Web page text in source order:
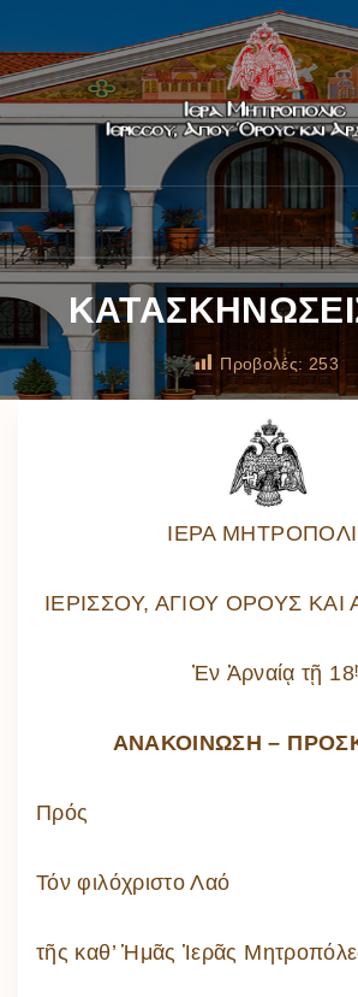
Προβολές: 253
ΙΕΡΑ
ΙΕΡΙΣΣΟΥ, ΑΓΙΟΥ ΟΡΟΥΣ
Ἐν Ἀρναίᾳ τῇ 18
ΑΝΑΚΟΙΝΩΣΗ–
Πρός
Τόν φιλόχριστο Λαό
τῆς καθ’ Ἡμᾶς Ἱερᾶς